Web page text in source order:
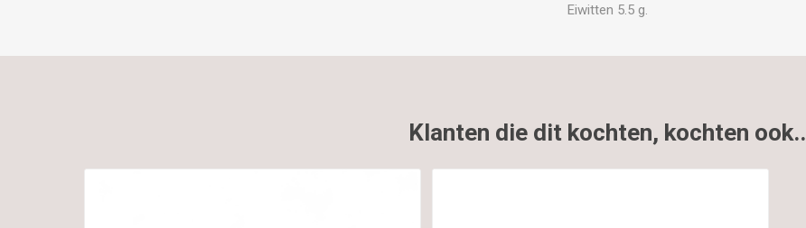
Eiwitten 5.5 g.
Klanten die dit kochten, kochten ook..